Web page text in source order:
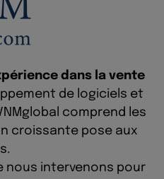
dans la vente
de logiciels et
comprend les
croissante pose aux
nous intervenons pour